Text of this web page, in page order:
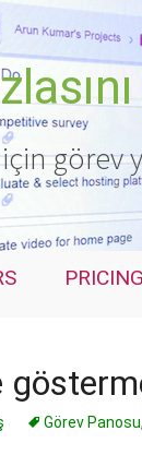
için görev
PRICING
Görev Panosu,